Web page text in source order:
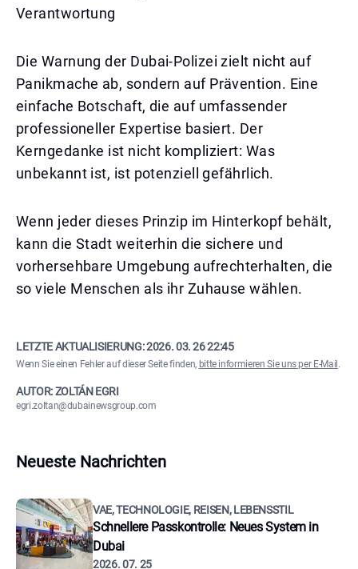
Verantwortung
Die Warnung der Dubai-Polizei zielt nicht auf
Panikmache ab, sondern auf Prävention. Eine
einfache Botschaft, die auf umfassender
professioneller Expertise basiert. Der
Kerngedanke ist nicht kompliziert: Was
unbekannt ist, ist potenziell gefährlich.
Wenn jeder dieses Prinzip im Hinterkopf behält,
kann die Stadt weiterhin die sichere und
vorhersehbare Umgebung aufrechterhalten, die
so viele Menschen als ihr Zuhause wählen.
LETZTE AKTUALISIERUNG:2026. 03. 26 22:45
Wenn Sie einen Fehler auf dieser Seite finden, bitte informieren Sie uns per E-Mail .
AUTOR: ZOLTÁN EGRI
egri.zoltan@dubainewsgroup.com
Neueste Nachrichten
VAE, TECHNOLOGIE, REISEN, LEBENSSTIL
Schnellere Passkontrolle: Neues System in
Dubai
2026. 07. 25